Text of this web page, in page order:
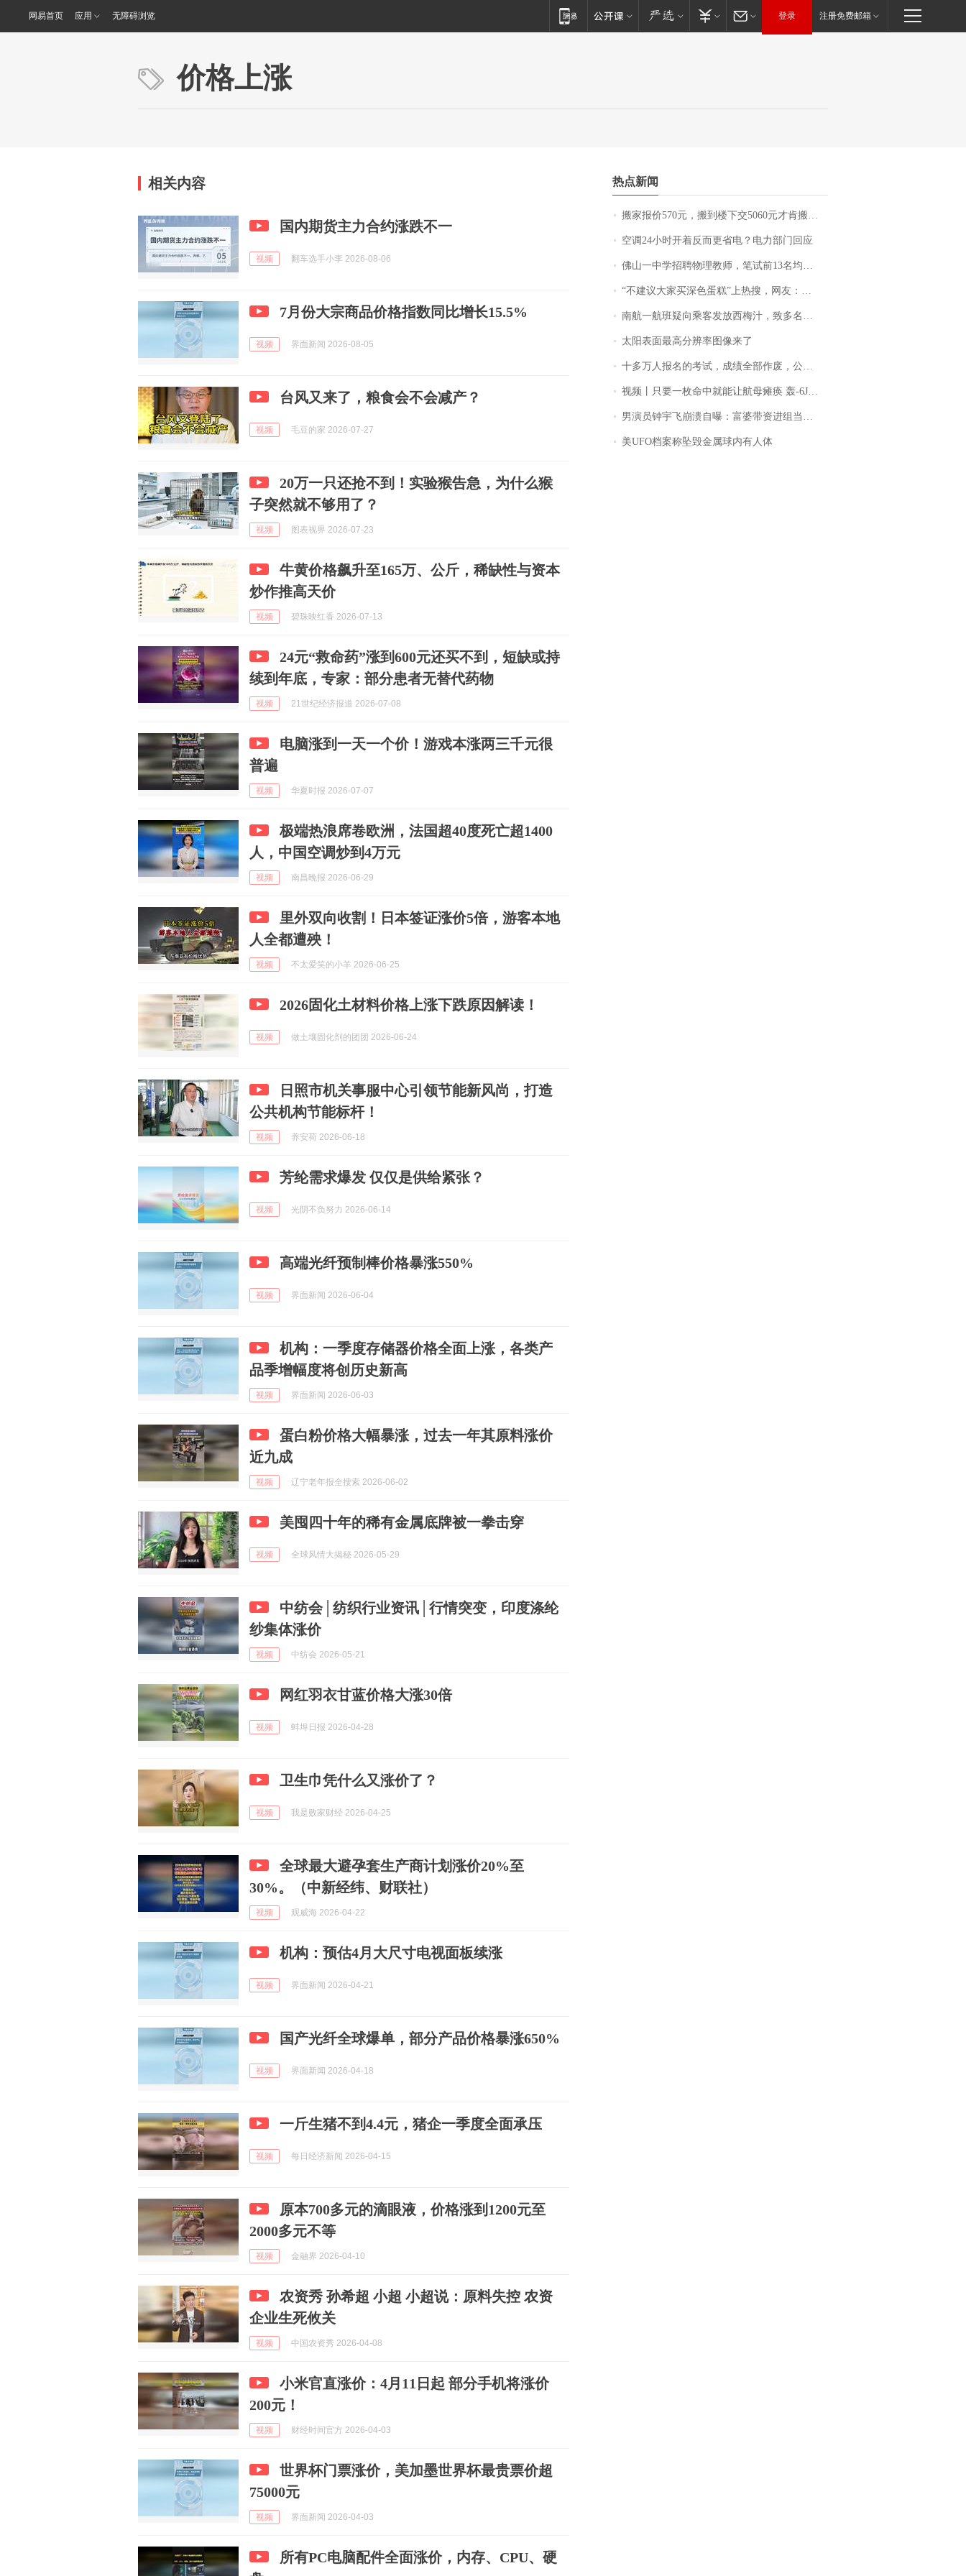
网易首页 应用 无障碍浏览 登录 注册免费邮箱
价格上涨
相关内容
国内期货主力合约涨跌不一
视频 翻车选手小李 2026-08-06
7月份大宗商品价格指数同比增长15.5%
视频 界面新闻 2026-08-05
台风又来了，粮食会不会减产？
视频 毛豆的家 2026-07-27
20万一只还抢不到！实验猴告急，为什么猴
子突然就不够用了？
视频 图表视界 2026-07-23
牛黄价格飙升至165万、公斤，稀缺性与资本
炒作推高天价
视频 碧珠映红香 2026-07-13
24元“救命药”涨到600元还买不到，短缺或持
续到年底，专家：部分患者无替代药物
视频 21世纪经济报道 2026-07-08
电脑涨到一天一个价！游戏本涨两三千元很
普遍
视频 华夏时报 2026-07-07
极端热浪席卷欧洲，法国超40度死亡超1400
人，中国空调炒到4万元
视频 南昌晚报 2026-06-29
里外双向收割！日本签证涨价5倍，游客本地
人全都遭殃！
视频 不太爱笑的小羊 2026-06-25
2026固化土材料价格上涨下跌原因解读！
视频 做土壤固化剂的团团 2026-06-24
日照市机关事服中心引领节能新风尚，打造
公共机构节能标杆！
视频 养安荷 2026-06-18
芳纶需求爆发 仅仅是供给紧张？
视频 光阴不负努力 2026-06-14
高端光纤预制棒价格暴涨550%
视频 界面新闻 2026-06-04
机构：一季度存储器价格全面上涨，各类产
品季增幅度将创历史新高
视频 界面新闻 2026-06-03
蛋白粉价格大幅暴涨，过去一年其原料涨价
近九成
视频 辽宁老年报全搜索 2026-06-02
美囤四十年的稀有金属底牌被一拳击穿
视频 全球风情大揭秘 2026-05-29
中纺会│纺织行业资讯│行情突变，印度涤纶
纱集体涨价
视频 中纺会 2026-05-21
网红羽衣甘蓝价格大涨30倍
视频 蚌埠日报 2026-04-28
卫生巾凭什么又涨价了？
视频 我是败家财经 2026-04-25
全球最大避孕套生产商计划涨价20%至
30%。（中新经纬、财联社）
视频 观威海 2026-04-22
机构：预估4月大尺寸电视面板续涨
视频 界面新闻 2026-04-21
国产光纤全球爆单，部分产品价格暴涨650%
视频 界面新闻 2026-04-18
一斤生猪不到4.4元，猪企一季度全面承压
视频 每日经济新闻 2026-04-15
原本700多元的滴眼液，价格涨到1200元至
2000多元不等
视频 金融界 2026-04-10
农资秀 孙希超 小超 小超说：原料失控 农资
企业生死攸关
视频 中国农资秀 2026-04-08
小米官直涨价：4月11日起 部分手机将涨价
200元！
视频 财经时间官方 2026-04-03
世界杯门票涨价，美加墨世界杯最贵票价超
75000元
视频 界面新闻 2026-04-03
所有PC电脑配件全面涨价，内存、CPU、硬
热点新闻
搬家报价570元，搬到楼下交5060元才肯搬上楼！女子傻眼了……
空调24小时开着反而更省电？电力部门回应
佛山一中学招聘物理教师，笔试前13名均遭淘汰？教育局：已叫停招聘，成立调查组全面核查
“不建议大家买深色蛋糕”上热搜，网友：天塌了！
南航一航班疑向乘客发放西梅汁，致多名乘客在飞行途中排队上厕所！乘客：机上100多人只有2个厕所；客服回应：并非每架飞机都会发放西梅汁
太阳表面最高分辨率图像来了
十多万人报名的考试，成绩全部作废，公平么？
视频丨只要一枚命中就能让航母瘫痪 轰-6J实力有多强？
男演员钟宇飞崩溃自曝：富婆带资进组当女主角，50多集短剧强加60余场吻戏......不敢得罪只能强忍
美UFO档案称坠毁金属球内有人体